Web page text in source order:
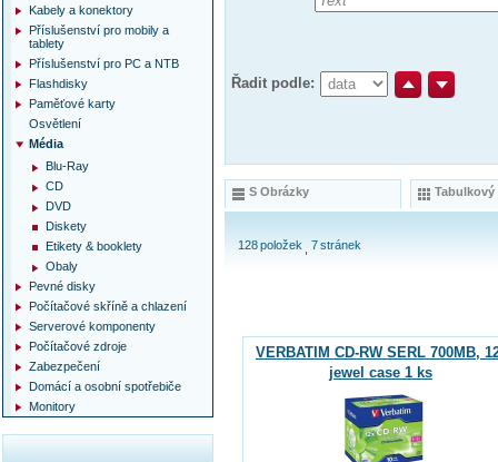
Řadit podle:
S Obrázky Tabulkový
128položek 7stránek
VERBATIM CD-RW SERL 700MB,
jewel case 1 ks
Kabely a konektory
Příslušenství pro mobily a
tablety
Příslušenství pro PC a NTB
Flashdisky
Paměťové karty
Osvětlení
Média
Blu-Ray
CD
DVD
Diskety
Etikety & booklety
Obaly
Pevné disky
Počítačové skříně a chlazení
Serverové komponenty
Počítačové zdroje
Zabezpečení
Domácí a osobní spotřebiče
Monitory